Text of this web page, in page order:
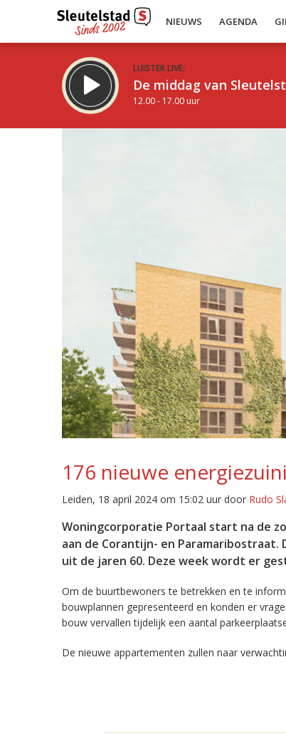
NIEUWS AGENDA
LUISTER LIVE:
De middag van
12.00 - 17.00 uur
176 nieuwe
Leiden, 18 april 2024 om 15:02 uur door Rudo
Woningcorporatie Portaal start na de
aan de Corantijn- en
uit de jaren 60. Deze week wordt er
Om de buurtbewoners te betrekken en te
bouwplannen gepresenteerd en konden er
bouw vervallen tijdelijk een aantal
De nieuwe appartementen zullen naar